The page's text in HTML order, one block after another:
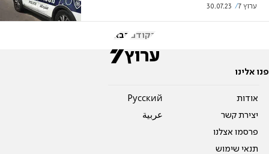
ערוץ 7 30.07.23
הקודם הבא
פנו אלינו
אודות
יצירת קשר
פרסמו אצלנו
תנאי שימוש
Pусский
عربية